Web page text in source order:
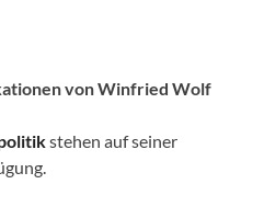
von Winfried Wolf
stehen auf seiner